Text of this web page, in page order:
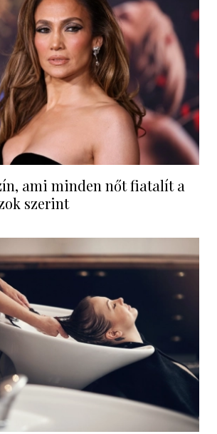
ami minden nőt fiatalít a
szerint